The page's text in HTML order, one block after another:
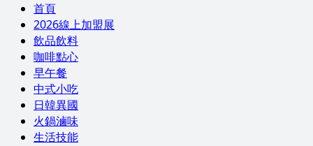
首頁
2026線上加盟展
飲品飲料
咖啡點心
早午餐
中式小吃
日韓異國
火鍋滷味
生活技能